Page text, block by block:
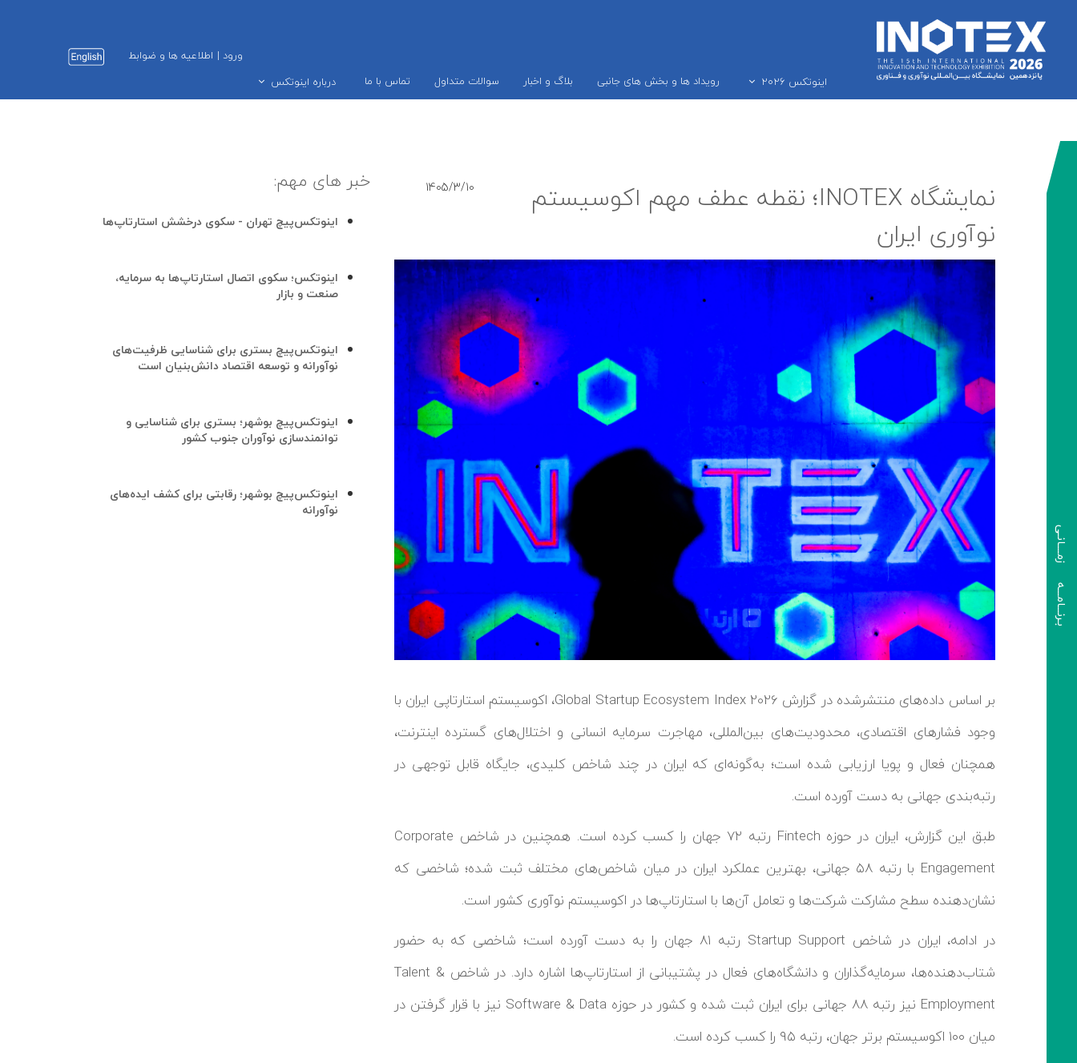
بـرنـــامـــه زمــــانـی
ورود | اطلاعیه ها و ضوابط
اینوتکس ۲۰۲۶
رویداد ها و بخش های جانبی بلاگ و اخبار سوالات متداول تماس با ما درباره اینوتکس
نمایشگاه INOTEX؛ نقطه عطف مهم اکوسیستم
نوآوری ایران
1405/3/10
بر اساس داده‌های منتشرشده در گزارش Global Startup Ecosystem Index 2026، اکوسیستم استارتاپی ایران با
وجود فشارهای اقتصادی، محدودیت‌های بین‌المللی، مهاجرت سرمایه انسانی و اختلال‌های گسترده اینترنت،
همچنان فعال و پویا ارزیابی شده است؛ به‌گونه‌ای که ایران در چند شاخص کلیدی، جایگاه قابل توجهی در
رتبه‌بندی جهانی به دست آورده است.
طبق این گزارش، ایران در حوزه Fintech رتبه ۷۲ جهان را کسب کرده است. همچنین در شاخص Corporate
Engagement با رتبه ۵۸ جهانی، بهترین عملکرد ایران در میان شاخص‌های مختلف ثبت شده؛ شاخصی که
نشان‌دهنده سطح مشارکت شرکت‌ها و تعامل آن‌ها با استارتاپ‌ها در اکوسیستم نوآوری کشور است.
در ادامه، ایران در شاخص Startup Support رتبه ۸۱ جهان را به دست آورده است؛ شاخصی که به حضور
شتاب‌دهنده‌ها، سرمایه‌گذاران و دانشگاه‌های فعال در پشتیبانی از استارتاپ‌ها اشاره دارد. در شاخص Talent &
Employment نیز رتبه ۸۸ جهانی برای ایران ثبت شده و کشور در حوزه Software & Data نیز با قرار گرفتن در
میان ۱۰۰ اکوسیستم برتر جهان، رتبه ۹۵ را کسب کرده است.
خبر های مهم:
اینوتکس‌پیچ تهران - سکوی درخشش استارتاپ‌ها
اینوتکس؛ سکوی اتصال استارتاپ‌ها به سرمایه،
صنعت و بازار
اینوتکس‌پیچ بستری برای شناسایی ظرفیت‌های
نوآورانه و توسعه اقتصاد دانش‌بنیان است
اینوتکس‌پیچ بوشهر؛ بستری برای شناسایی و
توانمندسازی نوآوران جنوب کشور
اینوتکس‌پیچ بوشهر؛ رقابتی برای کشف ایده‌های
نوآورانه